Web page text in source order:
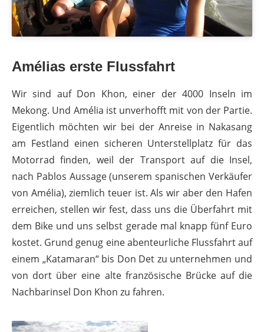
Amélias erste Flussfahrt
Wir sind auf Don Khon, einer der 4000 Inseln im
Mekong. Und Amélia ist unverhofft mit von der Partie.
Eigentlich möchten wir bei der Anreise in Nakasang
am Festland einen sicheren Unterstellplatz für das
Motorrad finden, weil der Transport auf die Insel,
nach Pablos Aussage (unserem spanischen Verkäufer
von Amélia), ziemlich teuer ist. Als wir aber den Hafen
erreichen, stellen wir fest, dass uns die Überfahrt mit
dem Bike und uns selbst gerade mal knapp fünf Euro
kostet. Grund genug eine abenteurliche Flussfahrt auf
einem „Katamaran“ bis Don Det zu unternehmen und
von dort über eine alte französische Brücke auf die
Nachbarinsel Don Khon zu fahren.